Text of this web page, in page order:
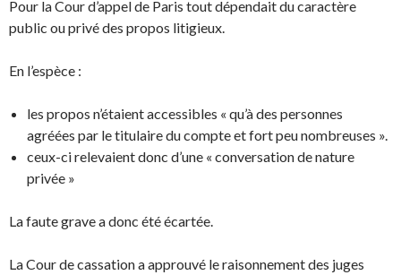
Pour la Cour d’appel de Paris tout dépendait du caractère
public ou privé des propos litigieux.
En l’espèce :
les propos n’étaient accessibles « qu’à des personnes
agréées par le titulaire du compte et fort peu nombreuses ».
ceux-ci relevaient donc d’une « conversation de nature
privée »
La faute grave a donc été écartée.
La Cour de cassation a approuvé le raisonnement des juges